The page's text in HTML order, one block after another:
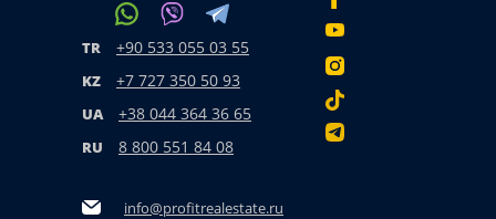
TR +90 533 055 03 55
KZ +7 727 350 50 93
UA +38 044 364 36 65
RU 8 800 551 84 08
info@profitrealestate.ru